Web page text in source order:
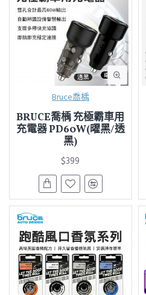
Bruce喬楀
BRUCE喬楀 充極霸車用
充電器 PD60W(曜黑/透
黑)
$399